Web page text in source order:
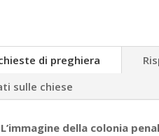
di preghiera
sulle chiese
della colonia